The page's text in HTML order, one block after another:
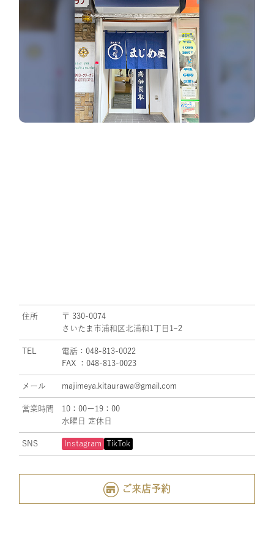
住所
〒 330-0074
さいたま市浦和区北浦和1丁目1ｰ2
TEL
電話：048-813-0022
FAX ：048-813-0023
メール majimeya.kitaurawa@gmail.com
営業時間
10：00ー19：00
水曜日 定休日
SNS Instagram TikTok
ご来店予約